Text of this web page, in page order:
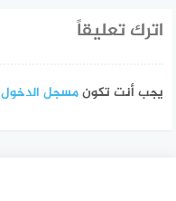
اترك تعليقاً
يجب أنت تكونمسجل الدخول